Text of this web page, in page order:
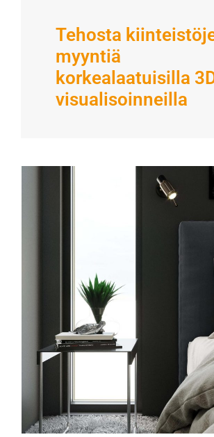
Tehosta
myyntiä
korkealaatuisilla
visualisoinneilla